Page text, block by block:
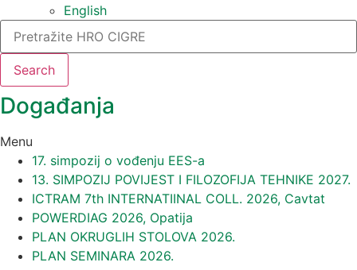
English
Search
Događanja​
Menu
17. simpozij o vođenju EES-a
13. SIMPOZIJ POVIJEST I FILOZOFIJA TEHNIKE 2027.
ICTRAM 7th INTERNATIINAL COLL. 2026, Cavtat
POWERDIAG 2026, Opatija
PLAN OKRUGLIH STOLOVA 2026.
PLAN SEMINARA 2026.